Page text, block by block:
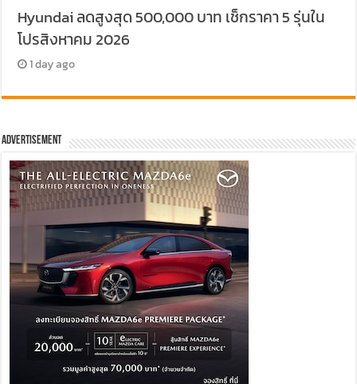
Hyundai ลดสูงสุด 500,000 บาท เช็กราคา 5 รุ่นใน
โปรสิงหาคม 2026
1 day ago
Advertisement